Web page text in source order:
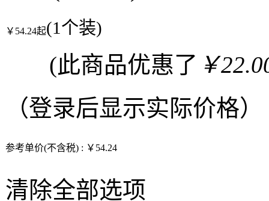
￥54.24起(1个装)
(此商品优惠了 ￥
（登录后显示实际价格）
参考单价(不含税) : ￥54.24
清除全部选项